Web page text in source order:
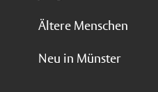
Ältere Menschen
Neu in Münster